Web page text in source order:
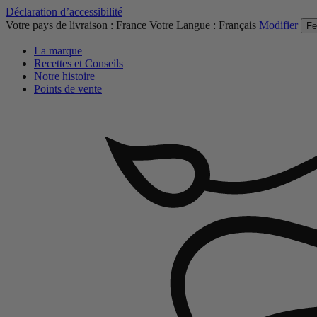
Déclaration d’accessibilité
Votre pays de livraison : France Votre Langue : Français Modifier
La marque
Recettes et Conseils
Notre histoire
Points de vente